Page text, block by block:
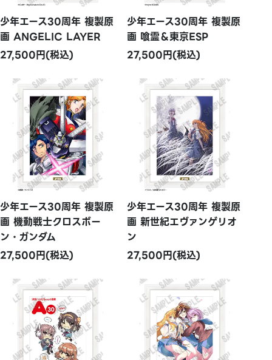
少年エース30周年 複製原
画 ANGELIC LAYER
27,500円(税込)
少年エース30周年 複製原
画 喰霊＆東京ESP
27,500円(税込)
少年エース30周年 複製原
画 機動戦士クロスボー
ン・ガンダム
27,500円(税込)
少年エース30周年 複製原
画 新世紀エヴァンゲリオ
ン
27,500円(税込)